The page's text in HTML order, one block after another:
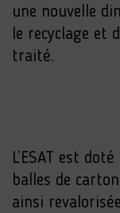
une nouvelle
le recyclage et
traité.
L’ESAT est
balles de
ainsi